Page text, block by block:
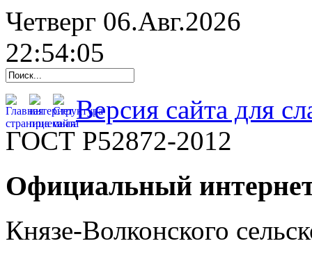
Четверг 06.Авг.2026
22:54:06
Версия сайта для
ГОСТ Р52872-2012
Официальный
Князе-Волконского